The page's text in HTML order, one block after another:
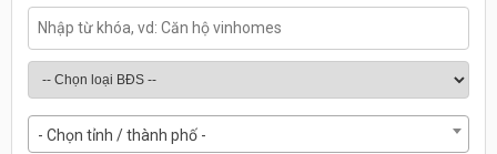
- Chọn tỉnh / thành phố -